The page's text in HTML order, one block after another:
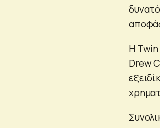
Η Twin
Drew